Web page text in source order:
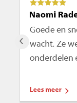
Goede en
wacht. Ze
onderdelen
Lees meer
Naomi
‹